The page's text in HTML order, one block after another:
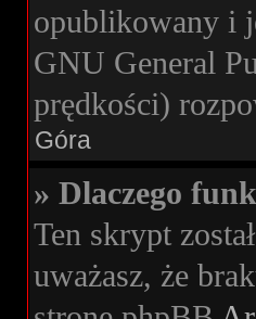
opublikowany i
GNU General
prędkości)
Góra
» Dlaczego
Ten skrypt
uważasz, że